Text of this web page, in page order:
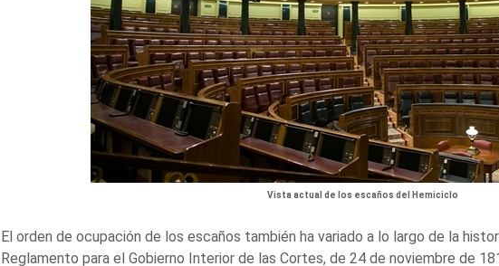
Vista actual de los escaños del Hemiciclo
El orden de ocupación de los escaños también ha variado a lo largo de la
Reglamento para el Gobierno Interior de las Cortes, de 24 de noviembre de